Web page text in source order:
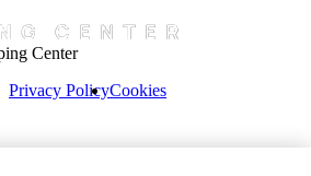
Center
Privacy PolicyCookies